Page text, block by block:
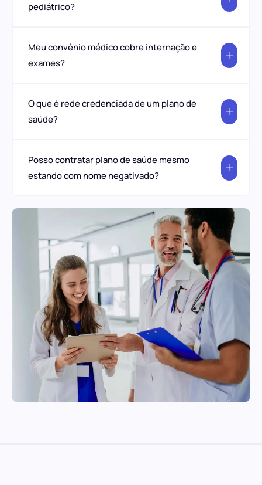
pediátrico?
Meu convênio médico cobre internação e
exames?
O que é rede credenciada de um plano de
saúde?
Posso contratar plano de saúde mesmo
estando com nome negativado?